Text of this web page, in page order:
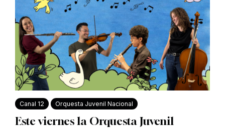
Canal 12 Orquesta Juvenil Nacional
Este viernes la Orquesta Juvenil